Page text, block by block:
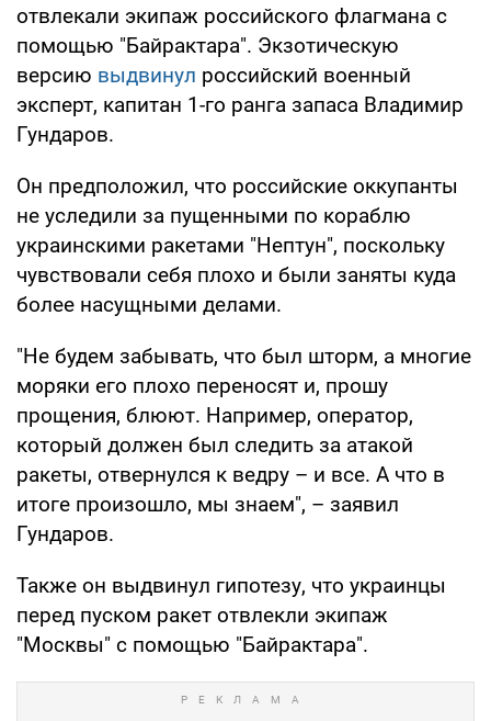
отвлекали экипаж российского флагмана с
помощью "Байрактара". Экзотическую
версию выдвинул российский военный
эксперт, капитан 1-го ранга запаса Владимир
Гундаров.
Он предположил, что российские оккупанты
не уследили за пущенными по кораблю
украинскими ракетами "Нептун", поскольку
чувствовали себя плохо и были заняты куда
более насущными делами.
"Не будем забывать, что был шторм, а многие
моряки его плохо переносят и, прошу
прощения, блюют. Например, оператор,
который должен был следить за атакой
ракеты, отвернулся к ведру – и все. А что в
итоге произошло, мы знаем", – заявил
Гундаров.
Также он выдвинул гипотезу, что украинцы
перед пуском ракет отвлекли экипаж
"Москвы" с помощью "Байрактара".